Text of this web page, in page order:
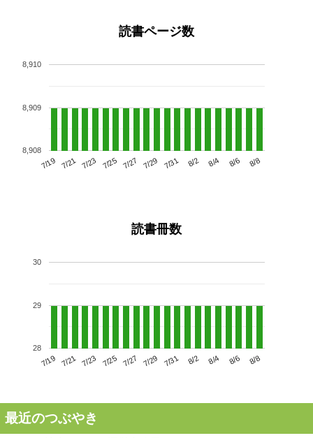
読書ページ数
7/19 7/21 7/23 7/25 7/27 7/29 7/31 8/2 8/4 8/6 8/8
8,908
8,909
8,910
読書冊数
7/19 7/21 7/23 7/25 7/27 7/29 7/31 8/2 8/4 8/6 8/8
28
29
30
最近のつぶやき